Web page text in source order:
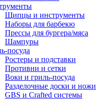
Щипцы и инструменты
Наборы для барбекю
Прессы для бургера/мяса
Шампуры
посуда
Ростеры и подставки
Противни и сетки
Воки и гриль-посуда
Разделочные доски и ножи
GBS и Crafted системы